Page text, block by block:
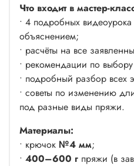
Что входит в мастер-
• 4 подробных
объяснением;
• расчёты на все
• рекомендации по
• подробный разбор всех
• советы по изменению
под разные виды пряжи.
Материалы:
• крючок №4 мм;
• 400–600 г пряжи (в